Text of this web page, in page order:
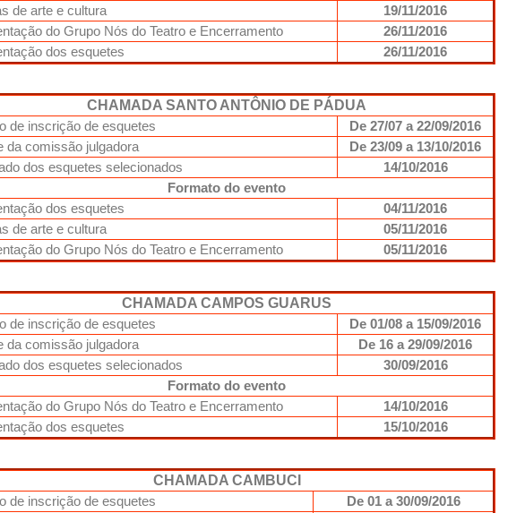
de arte e cultura
19/11/2016
do Grupo Nós do Teatro e Encerramento
26/11/2016
dos esquetes
26/11/2016
CHAMADA SANTO ANTÔNIO DE PÁDUA
de inscrição de esquetes
De 27/07 a 22/09/2016
da comissão julgadora
De 23/09 a 13/10/2016
dos esquetes selecionados
14/10/2016
Formato do evento
dos esquetes
04/11/2016
de arte e cultura
05/11/2016
do Grupo Nós do Teatro e Encerramento
05/11/2016
CHAMADA CAMPOS GUARUS
de inscrição de esquetes
De 01/08 a 15/09/2016
da comissão julgadora
De 16 a 29/09/2016
dos esquetes selecionados
30/09/2016
Formato do evento
do Grupo Nós do Teatro e Encerramento
14/10/2016
dos esquetes
15/10/2016
CHAMADA CAMBUCI
de inscrição de esquetes
De 01 a 30/09/2016